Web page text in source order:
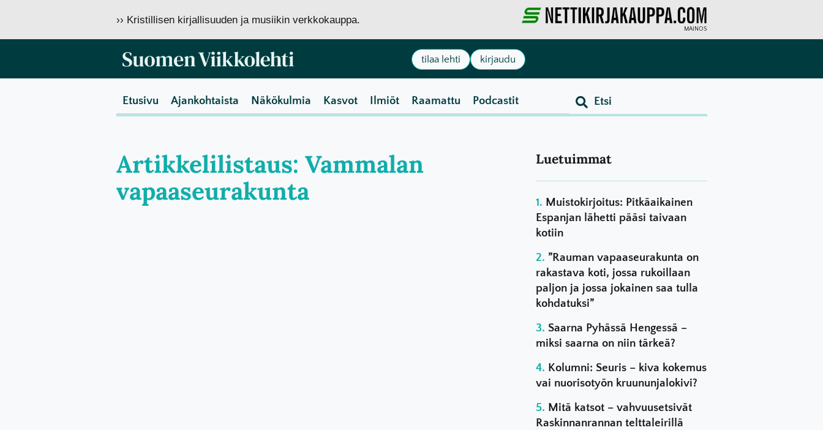
›› Kristillisen kirjallisuuden ja musiikin verkkokauppa.
MAINOS
tilaa lehti kirjaudu
Etusivu Ajankohtaista Näkökulmia Kasvot Ilmiöt Raamattu Podcastit
Artikkelilistaus: Vammalan
vapaaseurakunta
Luetuimmat
Muistokirjoitus: Pitkäaikainen
Espanjan lähetti pääsi taivaan
kotiin
”Rauman vapaaseurakunta on
rakastava koti, jossa rukoillaan
paljon ja jossa jokainen saa tulla
kohdatuksi”
Saarna Pyhässä Hengessä –
miksi saarna on niin tärkeä?
Kolumni: Seuris – kiva kokemus
vai nuorisotyön kruununjalokivi?
Mitä katsot – vahvuusetsivät
Raskinnanrannan telttaleirillä